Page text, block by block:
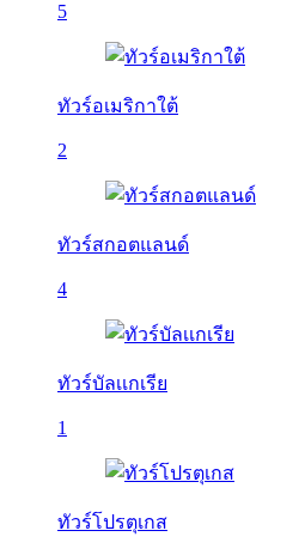
5
ทัวร์อเมริกาใต้
2
ทัวร์สกอตแลนด์
4
ทัวร์บัลเเกเรีย
1
ทัวร์โปรตุเกส